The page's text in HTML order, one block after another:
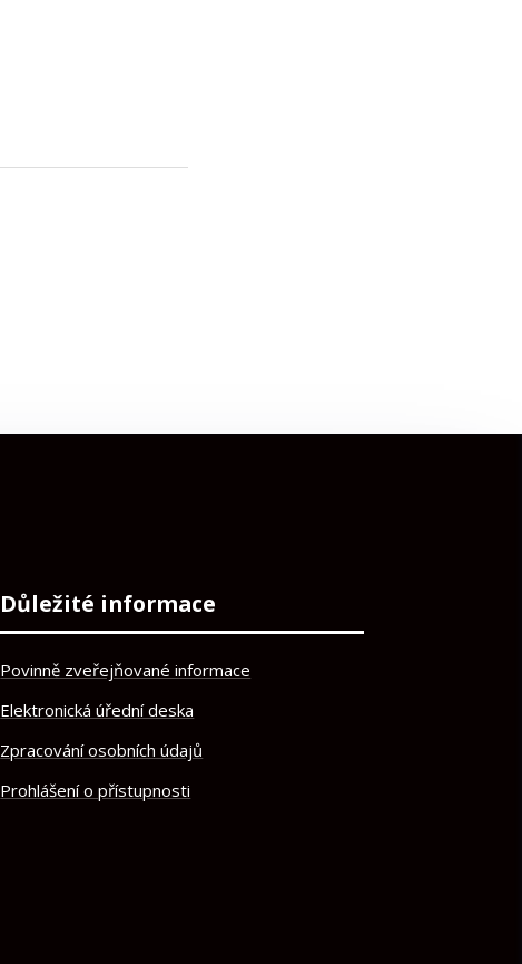
Důležité informace
Povinně zveřejňované informace
Elektronická úřední deska
Zpracování osobních údajů
Prohlášení o přístupnosti